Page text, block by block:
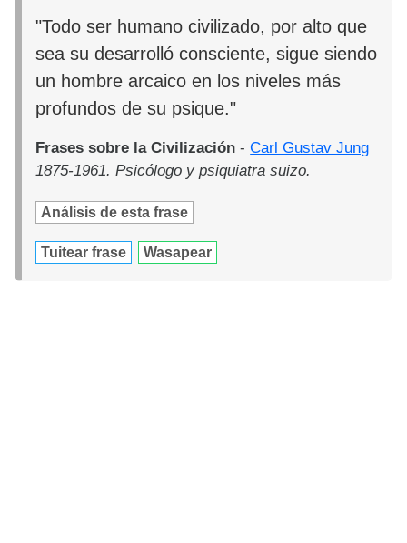
"Todo ser humano civilizado, por alto que
sea su desarrolló consciente, sigue siendo
un hombre arcaico en los niveles más
profundos de su psique."
Frases sobre la Civilización -Carl Gustav Jung
1875-1961. Psicólogo y psiquiatra suizo.
Análisis de esta frase
Tuitear frase Wasapear